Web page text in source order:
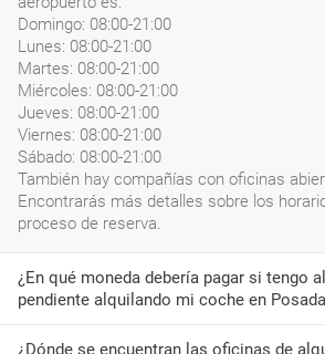
Domingo: 08:00-21:00
Lunes: 08:00-21:00
Martes: 08:00-21:00
Miércoles: 08:00-21:00
Jueves: 08:00-21:00
Viernes: 08:00-21:00
Sábado: 08:00-21:00
También hay compañías con oficinas
Encontrarás más detalles sobre los
proceso de reserva.
¿En qué moneda debería pagar si tengo
pendiente alquilando mi coche en
¿Dónde se encuentran las oficinas de